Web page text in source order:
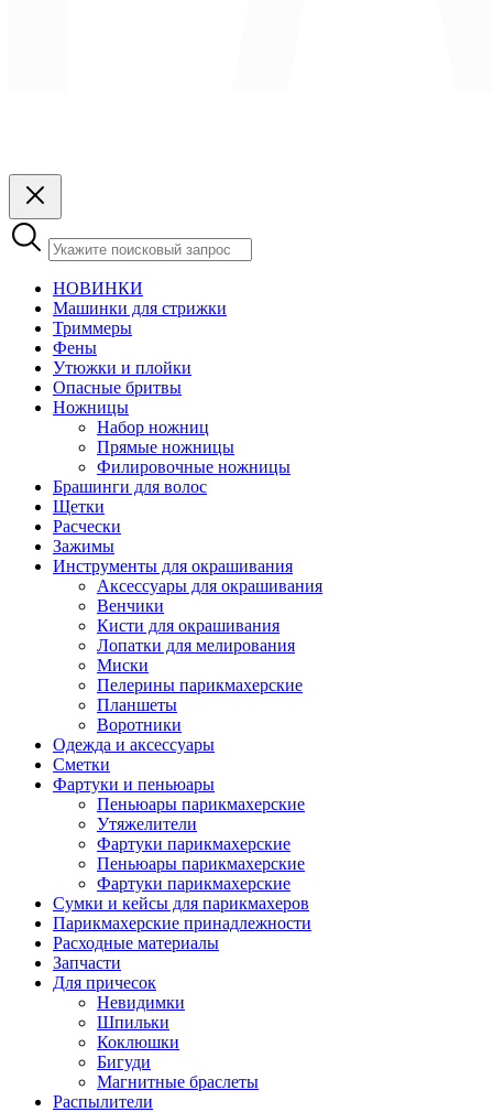
НОВИНКИ
Машинки для стрижки
Триммеры
Фены
Утюжки и плойки
Опасные бритвы
Ножницы
Набор ножниц
Прямые ножницы
Филировочные ножницы
Брашинги для волос
Щетки
Расчески
Зажимы
Инструменты для окрашивания
Аксессуары для окрашивания
Венчики
Кисти для окрашивания
Лопатки для мелирования
Миски
Пелерины парикмахерские
Планшеты
Воротники
Одежда и аксессуары
Сметки
Фартуки и пеньюары
Пеньюары парикмахерские
Утяжелители
Фартуки парикмахерские
Пеньюары парикмахерские
Фартуки парикмахерские
Сумки и кейсы для парикмахеров
Парикмахерские принадлежности
Расходные материалы
Запчасти
Для причесок
Невидимки
Шпильки
Коклюшки
Бигуди
Магнитные браслеты
Распылители